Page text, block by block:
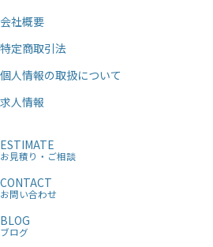
会社概要
特定商取引法
個人情報の取扱について
求人情報
ESTIMATE
お見積り・ご相談
CONTACT
お問い合わせ
BLOG
ブログ